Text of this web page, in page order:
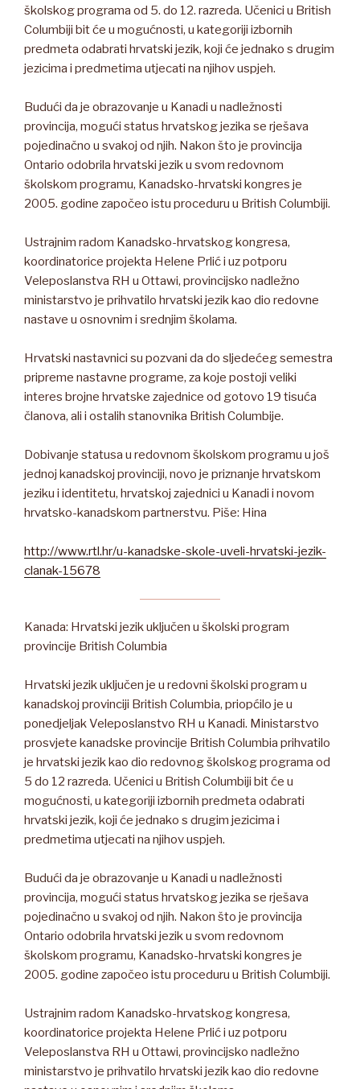
školskog programa od 5. do 12. razreda. Učenici u British
Columbiji bit će u mogućnosti, u kategoriji izbornih
predmeta odabrati hrvatski jezik, koji će jednako s drugim
jezicima i predmetima utjecati na njihov uspjeh.
Budući da je obrazovanje u Kanadi u nadležnosti
provincija, mogući status hrvatskog jezika se rješava
pojedinačno u svakoj od njih. Nakon što je provincija
Ontario odobrila hrvatski jezik u svom redovnom
školskom programu, Kanadsko-hrvatski kongres je
2005. godine započeo istu proceduru u British Columbiji.
Ustrajnim radom Kanadsko-hrvatskog kongresa,
koordinatorice projekta Helene Prlić i uz potporu
Veleposlanstva RH u Ottawi, provincijsko nadležno
ministarstvo je prihvatilo hrvatski jezik kao dio redovne
nastave u osnovnim i srednjim školama.
Hrvatski nastavnici su pozvani da do sljedećeg semestra
pripreme nastavne programe, za koje postoji veliki
interes brojne hrvatske zajednice od gotovo 19 tisuća
članova, ali i ostalih stanovnika British Columbije.
Dobivanje statusa u redovnom školskom programu u još
jednoj kanadskoj provinciji, novo je priznanje hrvatskom
jeziku i identitetu, hrvatskoj zajednici u Kanadi i novom
hrvatsko-kanadskom partnerstvu. Piše: Hina
http://www.rtl.hr/u-kanadske-skole-uveli-hrvatski-jezik-
clanak-15678
Kanada: Hrvatski jezik uključen u školski program
provincije British Columbia
Hrvatski jezik uključen je u redovni školski program u
kanadskoj provinciji British Columbia, priopćilo je u
ponedjeljak Veleposlanstvo RH u Kanadi. Ministarstvo
prosvjete kanadske provincije British Columbia prihvatilo
je hrvatski jezik kao dio redovnog školskog programa od
5 do 12 razreda. Učenici u British Columbiji bit će u
mogućnosti, u kategoriji izbornih predmeta odabrati
hrvatski jezik, koji će jednako s drugim jezicima i
predmetima utjecati na njihov uspjeh.
Budući da je obrazovanje u Kanadi u nadležnosti
provincija, mogući status hrvatskog jezika se rješava
pojedinačno u svakoj od njih. Nakon što je provincija
Ontario odobrila hrvatski jezik u svom redovnom
školskom programu, Kanadsko-hrvatski kongres je
2005. godine započeo istu proceduru u British Columbiji.
Ustrajnim radom Kanadsko-hrvatskog kongresa,
koordinatorice projekta Helene Prlić i uz potporu
Veleposlanstva RH u Ottawi, provincijsko nadležno
ministarstvo je prihvatilo hrvatski jezik kao dio redovne